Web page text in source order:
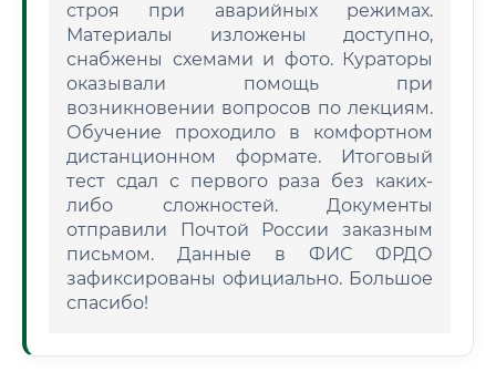
строя при аварийных режимах.
Материалы изложены доступно,
снабжены схемами и фото. Кураторы
оказывали помощь при
возникновении вопросов по лекциям.
Обучение проходило в комфортном
дистанционном формате. Итоговый
тест сдал с первого раза без каких-
либо сложностей. Документы
отправили Почтой России заказным
письмом. Данные в ФИС ФРДО
зафиксированы официально. Большое
спасибо!